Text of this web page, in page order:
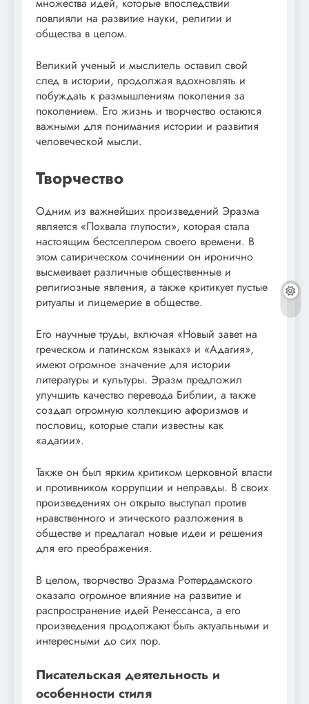
повлияли на развитие науки, религии и
общества в целом.
Великий ученый и мыслитель оставил свой
след в истории, продолжая вдохновлять и
побуждать к размышлениям поколения за
поколением. Его жизнь и творчество остаются
важными для понимания истории и развития
человеческой мысли.
Творчество
Одним из важнейших произведений Эразма
является «Похвала глупости», которая стала
настоящим бестселлером своего времени. В
этом сатирическом сочинении он иронично
высмеивает различные общественные и
религиозные явления, а также критикует пустые
ритуалы и лицемерие в обществе.
Его научные труды, включая «Новый завет на
греческом и латинском языках» и «Адагия»,
имеют огромное значение для истории
литературы и культуры. Эразм предложил
улучшить качество перевода Библии, а также
создал огромную коллекцию афоризмов и
пословиц, которые стали известны как
«адагии».
Также он был ярким критиком церковной власти
и противником коррупции и неправды. В своих
произведениях он открыто выступал против
нравственного и этического разложения в
обществе и предлагал новые идеи и решения
для его преображения.
В целом, творчество Эразма Роттердамского
оказало огромное влияние на развитие и
распространение идей Ренессанса, а его
произведения продолжают быть актуальными и
интересными до сих пор.
Писательская деятельность и
особенности стиля